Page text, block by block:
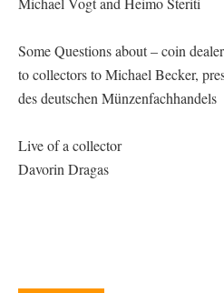
Some Questions about – coin
to collectors to Michael Becker,
des deutschen Münzenfachhandels
Live of a collector
Davorin Dragas